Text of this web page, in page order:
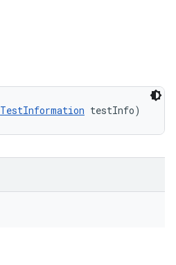
TestInformation testInfo)